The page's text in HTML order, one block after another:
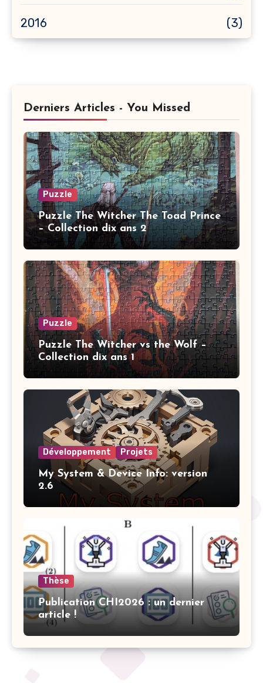
2016 (3)
Derniers Articles - You Missed
Puzzle
Puzzle The Witcher The Toad Prince
– Collection dix ans 2
Puzzle
Puzzle The Witcher vs the Wolf –
Collection dix ans 1
Développement Projets
My System & Device Info: version
2.6
Thèse
Publication CHI2026 : un dernier
article !